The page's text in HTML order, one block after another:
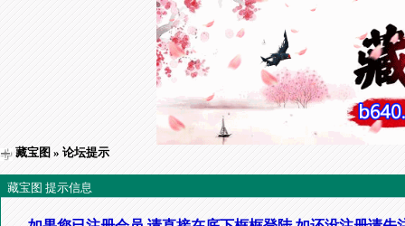
藏宝图 » 论坛提示
藏宝图 提示信息